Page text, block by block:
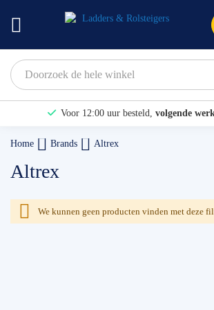
Voor 12:00 uur besteld, volgende
Bekijk hier onze
Home Brands Altrex
Altrex
We kunnen geen producten vinden met deze